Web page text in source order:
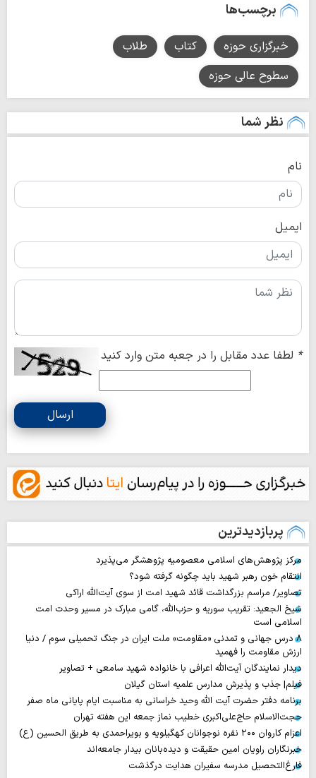
برچسب‌ها
خبرگزاری حوزه کتاب
طلاب
سطوح عالی حوزه
نظر شما
نام
ایمیل
* لطفا عدد مقابل را در جعبه متن وارد کنید
ارسال
پربازدیدترین
مرکز پژوهش‌های اسلامی معصومیه پژوهشگر می‌پذیرد
انتقام خون رهبر شهید باید چگونه گرفته شود؟
تصاویر/ مراسم بزرگداشت قائد شهید امت از سوی آیت‌الله اراکی
شیخ الجعید: تقریب سوریه و حزب‌الله، گامی مبارک در مسیر وحدت امت
اسلامی است
۸ درس جهانی و تمدنی «مقاومت» ملت ایران در جنگ تحمیلی سوم / دنیا
ارزش مقاومت را فهمید
دیدار نمایندگان آیت‌الله اعرافی با خانواده شهید سامعی + تصاویر
فیلم| جذب و پذیرش مدارس علمیه استان گیلان
برنامه دفتر حضرت آیت الله وحید خراسانی به مناسبت ایام پایانی ماه صفر
حجت‌الاسلام حاج‌علی‌اکبری خطیب نماز جمعه این هفته تهران
اعزام کاروان ۲۰۰ نفره نوجوانان کهگیلویه و بویراحمدی به طریق الحسین (ع)
خبرنگاران راویان امین حقیقت و دیده‌بانان بیدار جامعه‌اند
فارغ‌التحصیل مدرسه سفیران هدایت درگذشت